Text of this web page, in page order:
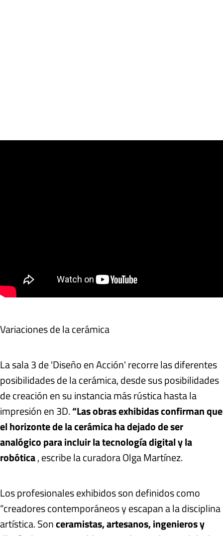
Variaciones de la cerámica
La sala 3 de 'Diseño en Acción' recorre las diferentes
posibilidades de la cerámica, desde sus posibilidades
de creación en su instancia más rústica hasta la
impresión en 3D.“Las obras exhibidas confirman que
el horizonte de la cerámica ha dejado de ser
analógico para incluir la tecnología digital y la
robótica, escribe la curadora Olga Martínez.
Los profesionales exhibidos son definidos como
“creadores contemporáneos y escapan a la disciplina
artística. Sonceramistas, artesanos, ingenieros y